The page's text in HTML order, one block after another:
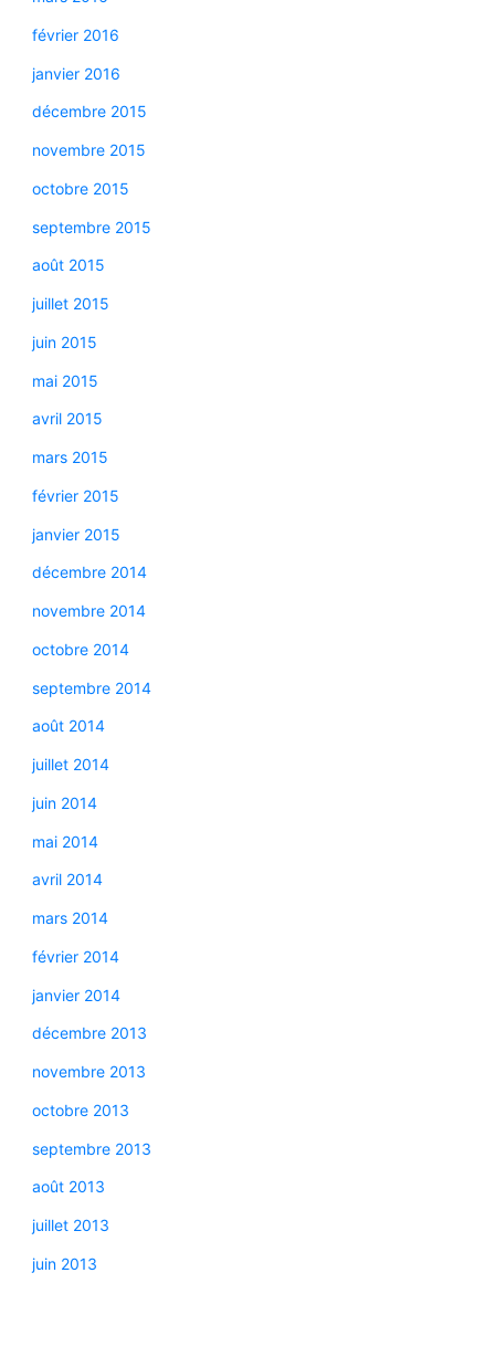
février 2016
janvier 2016
décembre 2015
novembre 2015
octobre 2015
septembre 2015
août 2015
juillet 2015
juin 2015
mai 2015
avril 2015
mars 2015
février 2015
janvier 2015
décembre 2014
novembre 2014
octobre 2014
septembre 2014
août 2014
juillet 2014
juin 2014
mai 2014
avril 2014
mars 2014
février 2014
janvier 2014
décembre 2013
novembre 2013
octobre 2013
septembre 2013
août 2013
juillet 2013
juin 2013